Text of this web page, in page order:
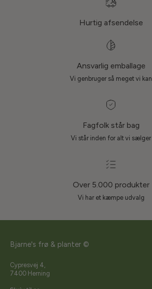
Hurtig afsendelse
Ansvarlig emballage
Vi genbruger så meget vi kan
Fagfolk står bag
Vi står inden for alt vi sælger
Over 5.000 produkter
Vi har et kæmpe udvalg
Bjarne's frø & planter ©
Cypresvej 4,
7400 Herning